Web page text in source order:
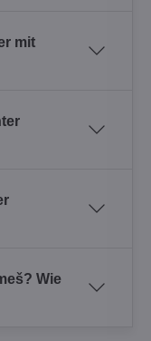
mit
Wie